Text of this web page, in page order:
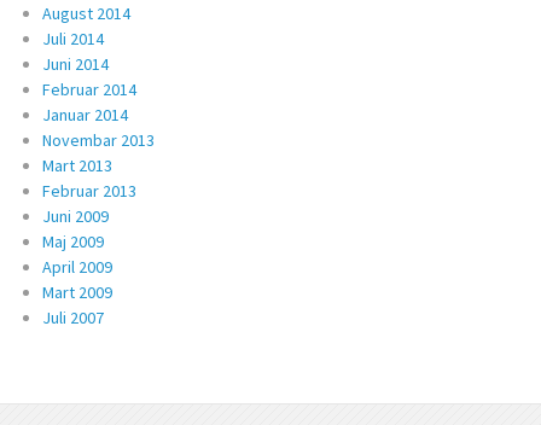
August 2014
Juli 2014
Juni 2014
Februar 2014
Januar 2014
Novembar 2013
Mart 2013
Februar 2013
Juni 2009
Maj 2009
April 2009
Mart 2009
Juli 2007